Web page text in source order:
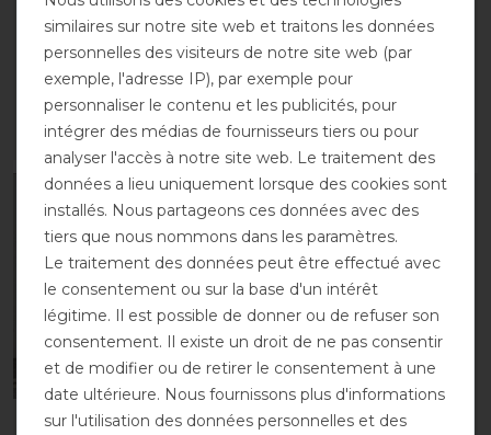
Bucas Buzz-Off Full
Neck PONY - Argent
avant 109,00 €
LISTE DE SOUHAITS
HKM Couverture anti-
mouches
avant 25,95 €
22,05 € *
LISTE DE SOUHAITS
Couverture séchante
-15%
Euroriding Dry Easy
similaires sur notre site web et traitons les données
personnelles des visiteurs de notre site web (par
exemple, l'adresse IP), par exemple pour
personnaliser le contenu et les publicités, pour
intégrer des médias de fournisseurs tiers ou pour
analyser l'accès à notre site web. Le traitement des
données a lieu uniquement lorsque des cookies sont
installés. Nous partageons ces données avec des
tiers que nous nommons dans les paramètres.
Le traitement des données peut être effectué avec
le consentement ou sur la base d'un intérêt
légitime. Il est possible de donner ou de refuser son
consentement. Il existe un droit de ne pas consentir
et de modifier ou de retirer le consentement à une
date ultérieure. Nous fournissons plus d'informations
sur l'utilisation des données personnelles et des